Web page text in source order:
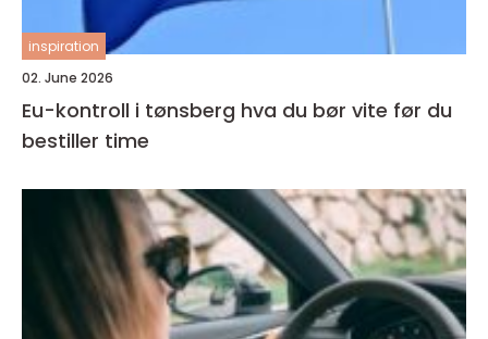
inspiration
02. June 2026
Eu-kontroll i tønsberg hva du bør vite før du
bestiller time